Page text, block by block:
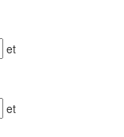
et
et